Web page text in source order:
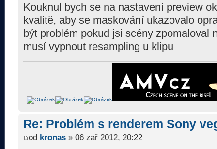
Kouknul bych se na nastavení preview
kvalitě, aby se maskování ukazovalo
být problém pokud jsi scény zpomaloval
musí vypnout resampling u klipu
Re: Problém s renderem Sony
od kronas » 06 zář 2012, 20:22